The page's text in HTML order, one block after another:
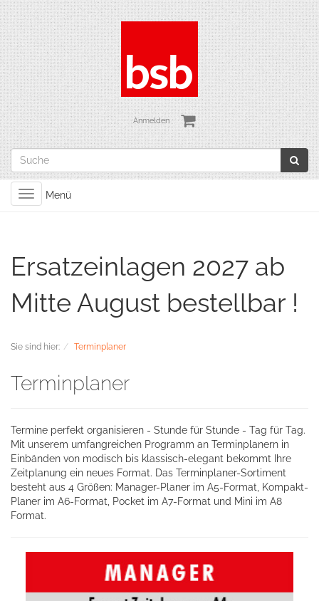
Anmelden
Toggle
navigation
Menü
Ersatzeinlagen 2027 ab
Mitte August bestellbar !
Sie sind hier: Terminplaner
Terminplaner
Termine perfekt organisieren - Stunde für Stunde - Tag für Tag.
Mit unserem umfangreichen Programm an Terminplanern in
Einbänden von modisch bis klassisch-elegant bekommt Ihre
Zeitplanung ein neues Format. Das Terminplaner-Sortiment
besteht aus 4 Größen: Manager-Planer im A5-Format, Kompakt-
Planer im A6-Format, Pocket im A7-Format und Mini im A8
Format.